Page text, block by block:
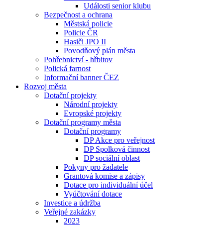
Události senior klubu
Bezpečnost a ochrana
Městská policie
Policie ČR
Hasiči JPO II
Povodňový plán města
Pohřebnictví - hřbitov
Polická farnost
Informační banner ČEZ
Rozvoj města
Dotační projekty
Národní projekty
Evropské projekty
Dotační programy města
Dotační programy
DP Akce pro veřejnost
DP Spolková činnost
DP sociální oblast
Pokyny pro žadatele
Grantová komise a zápisy
Dotace pro individuální účel
Vyúčtování dotace
Investice a údržba
Veřejné zakázky
2023